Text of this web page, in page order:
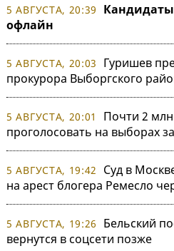
5 АВГУСТА, 20:39
офлайн
5 АВГУСТА, 20:03
Гуришев
прокурора Выборгского
5 АВГУСТА, 20:01
Почти 2
проголосовать на выборах
5 АВГУСТА, 19:42
Суд в
на арест блогера Ремесло
5 АВГУСТА, 19:26
Бельский
вернутся в соцсети позже